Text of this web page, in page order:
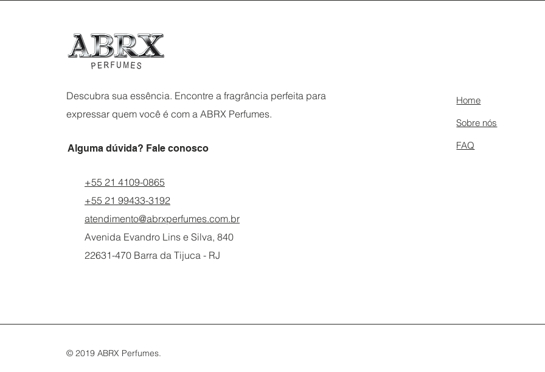
Descubra sua essência. Encontre a fragrância perfeita para
expressar quem você é com a ABRX Perfumes.
Alguma dúvida? Fale conosco
+55 21 4109-0865
+55 21 99433-3192
atendimento@abrxperfumes.com.br
Avenida Evandro Lins e Silva, 840
22631-470 Barra da Tijuca - RJ
Home
Sobre nós
FAQ
© 2019 ABRX Perfumes.